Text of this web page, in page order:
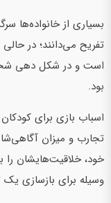
بسیاری از خانواده‌ها
تفریح می‌دانند؛ در
است و در شکل دهی
بود.
اسباب بازی برای
تجارب و میزان
خود، خلاقیت‌هایشان را
وسیله برای بازسازی